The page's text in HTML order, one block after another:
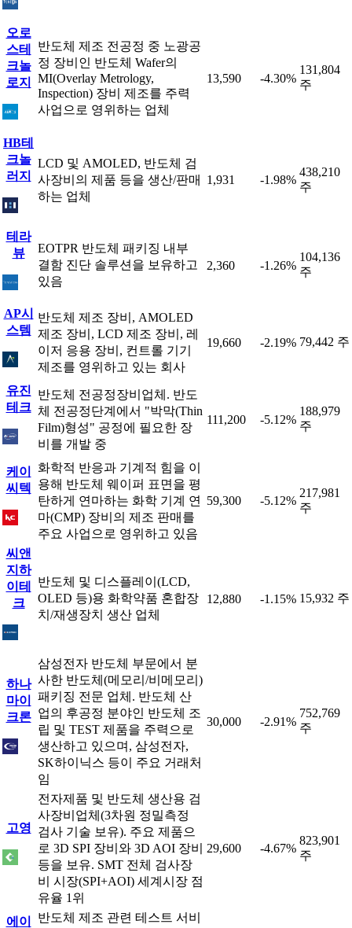
오로
스테
크놀
로지
반도체 제조 전공정 중 노광공
정 장비인 반도체 Wafer의
MI(Overlay Metrology,
Inspection) 장비 제조를 주력
사업으로 영위하는 업체
13,590 -4.30%
131,804
주
HB테
크놀
러지
LCD 및 AMOLED, 반도체 검
사장비의 제품 등을 생산/판매
하는 업체
1,931 -1.98%
438,210
주
테라
뷰
EOTPR 반도체 패키징 내부
결함 진단 솔루션을 보유하고
있음
2,360 -1.26%
104,136
주
AP시
스템
반도체 제조 장비, AMOLED
제조 장비, LCD 제조 장비, 레
이저 응용 장비, 컨트롤 기기
제조를 영위하고 있는 회사
19,660 -2.19% 79,442 주
유진
테크
반도체 전공정장비업체. 반도
체 전공정단계에서 "박막(Thin
Film)형성" 공정에 필요한 장
비를 개발 중
111,200 -5.12%
188,979
주
케이
씨텍
화학적 반응과 기계적 힘을 이
용해 반도체 웨이퍼 표면을 평
탄하게 연마하는 화학 기계 연
마(CMP) 장비의 제조 판매를
주요 사업으로 영위하고 있음
59,300 -5.12%
217,981
주
씨앤
지하
이테
크
반도체 및 디스플레이(LCD,
OLED 등)용 화학약품 혼합장
치/재생장치 생산 업체
12,880 -1.15% 15,932 주
하나
마이
크론
삼성전자 반도체 부문에서 분
사한 반도체(메모리/비메모리)
패키징 전문 업체. 반도체 산
업의 후공정 분야인 반도체 조
립 및 TEST 제품을 주력으로
생산하고 있으며, 삼성전자,
SK하이닉스 등이 주요 거래처
임
30,000 -2.91%
752,769
주
고영
전자제품 및 반도체 생산용 검
사장비업체(3차원 정밀측정
검사 기술 보유). 주요 제품으
로 3D SPI 장비와 3D AOI 장비
등을 보유. SMT 전체 검사장
비 시장(SPI+AOI) 세계시장 점
유율 1위
29,600 -4.67%
823,901
주
에이
반도체 제조 관련 테스트 서비